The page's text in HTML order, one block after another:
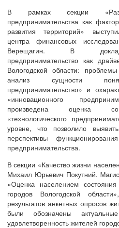
В рамках секции
предпринимательства как
развития территорий»
центра финансовых
Верещагин. В докладе
предпринимательство как
Вологодской области:
анализ сущности
предпринимательство» и
«инновационного
произведена оценка
«технологического
уровне, что позволило
перспективы
предпринимательства.
В секции «Качество жизни
Михаил Юрьевич Покутний.
«Оценка населением
городов Вологодской
результатов анкетных опросов
были обозначены
удовлетворенность жителей